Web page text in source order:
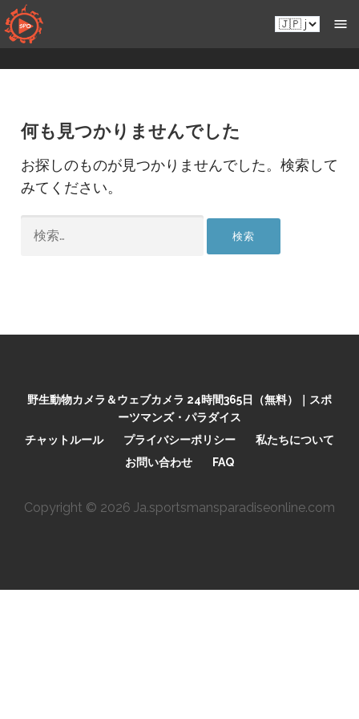
コ
ン
テ
ン
Ja.sportsmansparadiseonline.com
何も見つかりませんでした
お探しのものが見つかりませんでした。検索して
みてください。
索:
野生動物カメラ＆ウェブカメラ 24時間365日（無料）｜スポ
ーツマンズ・パラダイス
チャットルール
プライバシーポリシー
私たちについて
お問い合わせ
FAQ
Copyright © 2026 Ja.sportsmansparadiseonline.com